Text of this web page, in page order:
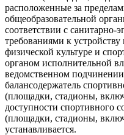
расположенные за
общеобразовательной
соответствии с санитарно-
требованиями к
физической культуре и
органом исполнительной
ведомственном подчинении
балансодержатель
(площадки, стадионы,
доступности спортивного
(площадки, стадионы,
устанавливается.